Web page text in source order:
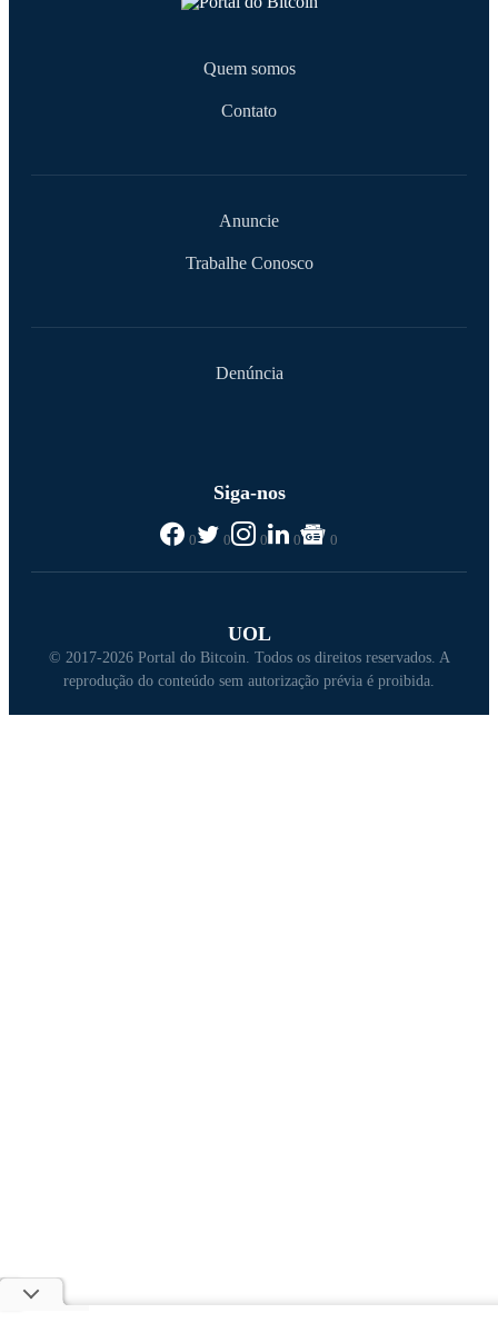
Quem somos
Contato
Anuncie
Trabalhe Conosco
Denúncia
Siga-nos
0 0 0 0 0
UOL
© 2017-2026 Portal do Bitcoin. Todos os direitos reservados. A
reprodução do conteúdo sem autorização prévia é proibida.